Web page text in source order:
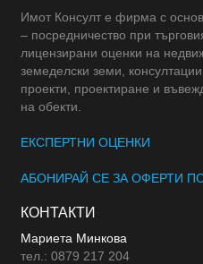
Имот Консулт е фирма с
– посредничество при
лицензирани оценки на
земеделски земи,
проекти, проектиране и
на обекти.
ЕКСПЕРТНИ ОЦЕНКИ
АБОНИРАЙ СЕ ЗА ОФЕРТИ ПО
КОНТАКТИ
Мариета Минкова
тел.: 0879 217 204